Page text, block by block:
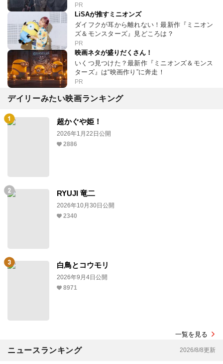
PR
LiSAが推すミニオンズ
ダイフクが耳から離れない！最新作『ミニオン
ズ＆モンスターズ』見どころは？
PR
映画ネタが盛りだくさん！
いくつ見つけた？最新作『ミニオンズ＆モンス
ターズ』は“映画作り”に奔走！
PR
デイリーみたい映画ランキング
超かぐや姫！
2026年1月22日公開
2886
RYUJI 竜二
2026年10月30日公開
2340
白鳥とコウモリ
2026年9月4日公開
8971
一覧を見る
ニュースランキング 2026/8/8更新